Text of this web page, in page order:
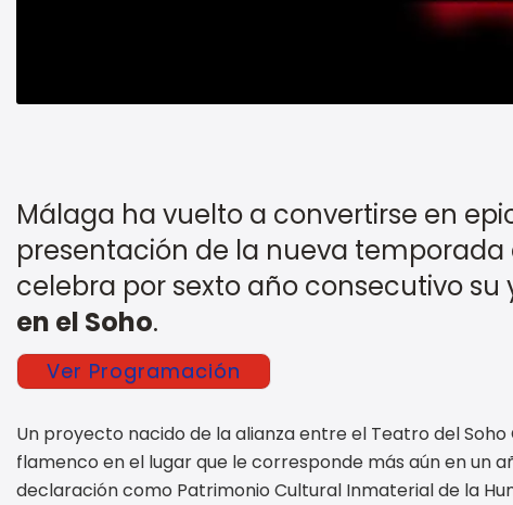
Málaga ha vuelto a convertirse en
presentación de la nueva temporada
celebra por sexto año consecutivo
en el Soho.
Ver Programación
Un proyecto nacido de la alianza entre el Teatro del
flamenco en el lugar que le corresponde más aún en un
declaración como Patrimonio Cultural Inmaterial de la